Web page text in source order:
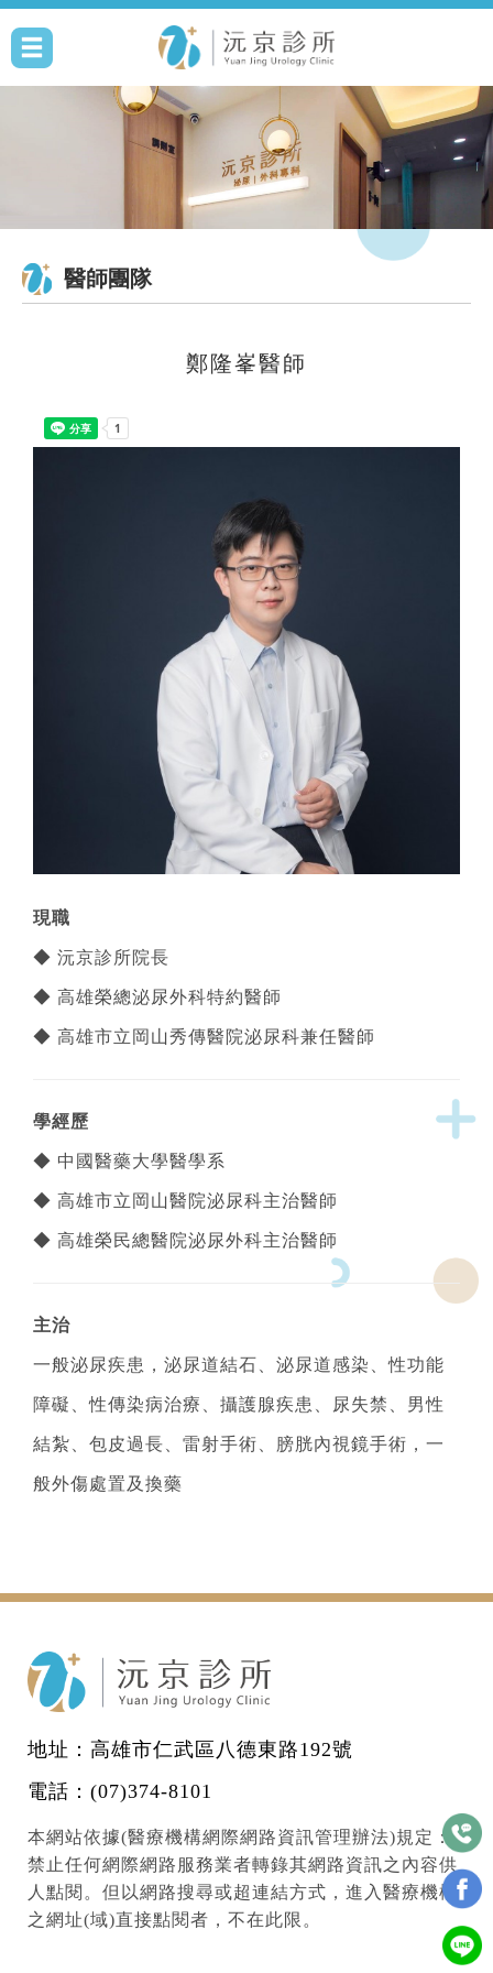
醫師團隊
鄭隆峯醫師
現職
◆ 沅京診所院長
◆ 高雄榮總泌尿外科特約醫師
◆ 高雄市立岡山秀傳醫院泌尿科兼任醫師
學經歷
◆ 中國醫藥大學醫學系
◆ 高雄市立岡山醫院泌尿科主治醫師
◆ 高雄榮民總醫院泌尿外科主治醫師
主治
一般泌尿疾患，泌尿道結石、泌尿道感染、性功能
障礙、性傳染病治療、攝護腺疾患、尿失禁、男性
結紮、包皮過長、雷射手術、膀胱內視鏡手術，一
般外傷處置及換藥
地址：高雄市仁武區八德東路192號
電話： (07)374-8101
本網站依據(醫療機構網際網路資訊管理辦法)規定：
禁止任何網際網路服務業者轉錄其網路資訊之內容供
人點閱。但以網路搜尋或超連結方式，進入醫療機構
之網址(域)直接點閱者，不在此限。